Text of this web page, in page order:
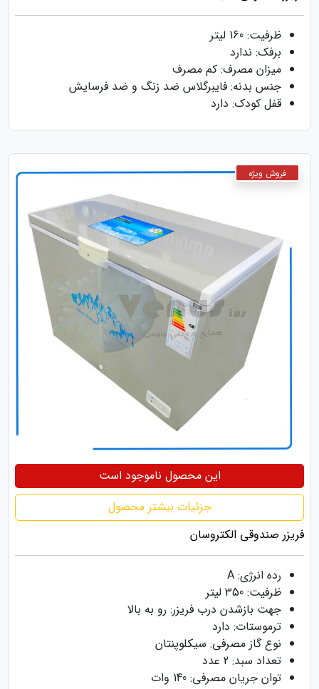
ظرفیت: 160 لیتر
برفک: ندارد
میزان مصرف: کم مصرف
جنس بدنه: فایبرگلاس ضد زنگ و ضد فرسایش
قفل کودک: دارد
این محصول ناموجود است
جزئیات بیشتر محصول
فریزر صندوقی الکتروسان
رده انرژی: A
ظرفیت: 350 لیتر
جهت بازشدن درب فریزر: رو به بالا
ترموستات: دارد
نوع گاز مصرفی: سیکلوپنتان
تعداد سبد: 2 عدد
توان جریان مصرفی: 140 وات